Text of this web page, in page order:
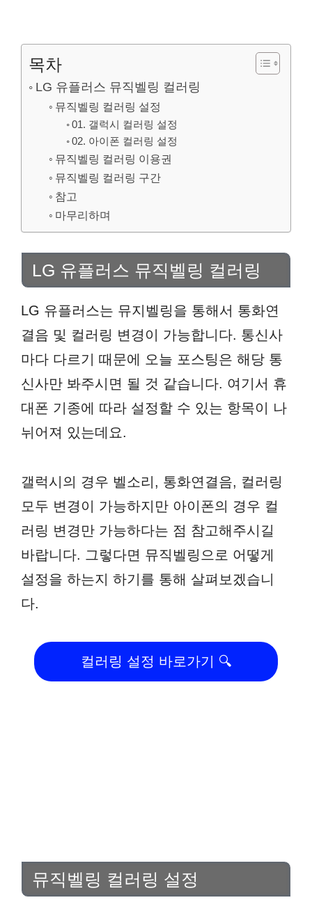
목차
LG 유플러스 뮤직벨링 컬러링
뮤직벨링 컬러링 설정
01. 갤럭시 컬러링 설정
02. 아이폰 컬러링 설정
뮤직벨링 컬러링 이용권
뮤직벨링 컬러링 구간
참고
마무리하며
LG 유플러스 뮤직벨링 컬러링
LG 유플러스는 뮤지벨링을 통해서 통화연
결음 및 컬러링 변경이 가능합니다. 통신사
마다 다르기 때문에 오늘 포스팅은 해당 통
신사만 봐주시면 될 것 같습니다. 여기서 휴
대폰 기종에 따라 설정할 수 있는 항목이 나
뉘어져 있는데요.
갤럭시의 경우 벨소리, 통화연결음, 컬러링
모두 변경이 가능하지만 아이폰의 경우 컬
러링 변경만 가능하다는 점 참고해주시길
바랍니다. 그렇다면 뮤직벨링으로 어떻게
설정을 하는지 하기를 통해 살펴보겠습니
다.
컬러링 설정 바로가기 🔍
뮤직벨링 컬러링 설정